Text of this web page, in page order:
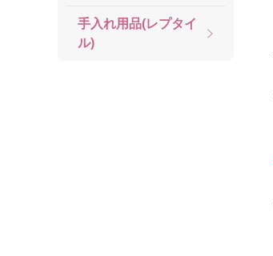
手入れ用品(レプタイ
ル)